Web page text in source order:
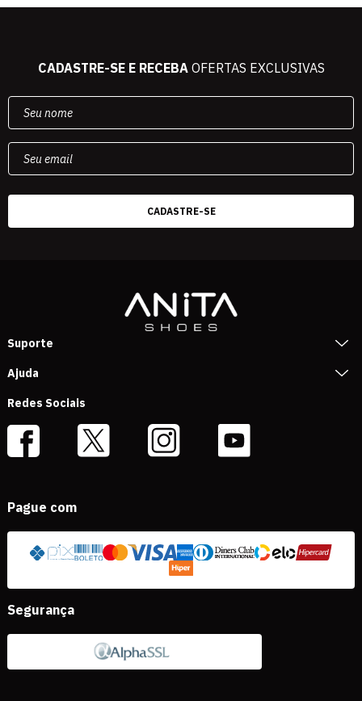
CADASTRE-SE E RECEBAOFERTAS EXCLUSIVAS
Suporte
Ajuda
Redes Sociais
Pague com
Segurança